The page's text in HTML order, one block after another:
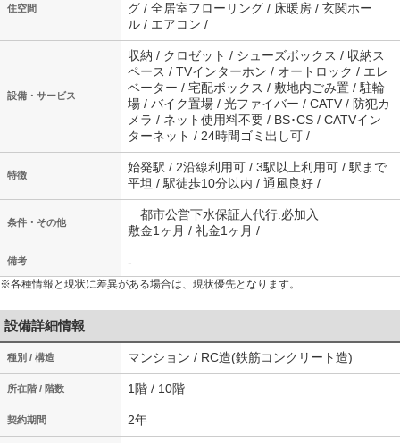
住空間
グ / 全居室フローリング / 床暖房 / 玄関ホー
ル / エアコン /
設備・サービス
収納 / クロゼット / シューズボックス / 収納ス
ペース / TVインターホン / オートロック / エレ
ベーター / 宅配ボックス / 敷地内ごみ置 / 駐輪
場 / バイク置場 / 光ファイバー / CATV / 防犯カ
メラ / ネット使用料不要 / BS･CS / CATVイン
ターネット / 24時間ゴミ出し可 /
特徴
始発駅 / 2沿線利用可 / 3駅以上利用可 / 駅まで
平坦 / 駅徒歩10分以内 / 通風良好 /
条件・その他
都市公営下水保証人代行:必加入
敷金1ヶ月 / 礼金1ヶ月 /
備考 -
※各種情報と現状に差異がある場合は、現状優先となります。
設備詳細情報
種別 / 構造 マンション / RC造(鉄筋コンクリート造)
所在階 / 階数 1階 / 10階
契約期間 2年